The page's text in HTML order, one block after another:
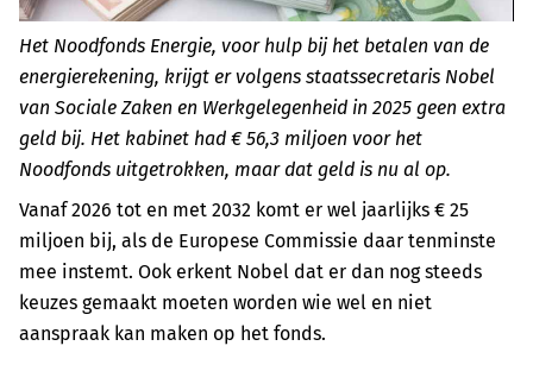
Het Noodfonds Energie, voor hulp bij het betalen van de
energierekening, krijgt er volgens staatssecretaris Nobel
van Sociale Zaken en Werkgelegenheid in 2025 geen extra
geld bij. Het kabinet had € 56,3 miljoen voor het
Noodfonds uitgetrokken, maar dat geld is nu al op.
Vanaf 2026 tot en met 2032 komt er wel jaarlijks € 25
miljoen bij, als de Europese Commissie daar tenminste
mee instemt. Ook erkent Nobel dat er dan nog steeds
keuzes gemaakt moeten worden wie wel en niet
aanspraak kan maken op het fonds.